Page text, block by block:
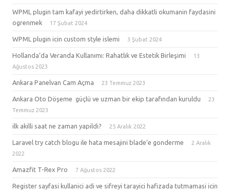
WPML plugin tam kafayi yedirtirken, daha dikkatli okumanin faydasini
ogrenmek
17 Şubat 2024
WPML plugin icin custom style islemi 3 Şubat 2024
Hollanda’da Veranda Kullanımı: Rahatlık ve Estetik Birleşimi
13
Ağustos 2023
Ankara Panelvan Cam Açma 23 Temmuz 2023
Ankara Oto Döşeme güçlü ve uzman bir ekip tarafından kuruldu
23
Temmuz 2023
ilk akilli saat ne zaman yapildi? 25 Aralık 2022
Laravel try catch blogu ile hata mesajini blade’e gonderme
2 Aralık
2022
Amazfit T-Rex Pro 7 Ağustos 2022
Register sayfasi kullanici adi ve sifreyi tarayici hafizada tutmamasi icin